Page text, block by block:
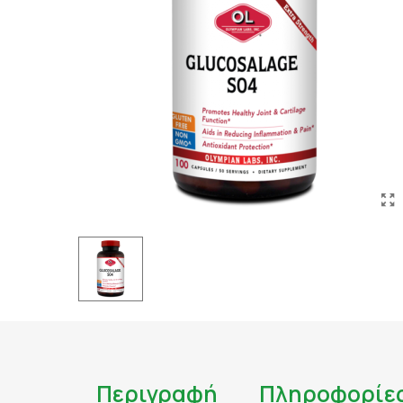
ΑΝΤΙΦΛΕΓΜΟΝΩΔΗ
ΑΠΟΤΟΞΙΝΩΣΗ
ΑΠΟΤΟΞΙΝΩΣΗ
ΑΣΦΑΛΕΣ ΜΑΥΡΙΣΜΑ
ΑΦΥΔΑΤΩΣΗ
ΒΗΧΑΣ/ ΛΟΙΜΩΞΕΙΣ/
ΓΑΣΤΡΕΝΤΕΡΙΚΟ
ΔΙΑΒΗΤΗΣ
Περιγραφή